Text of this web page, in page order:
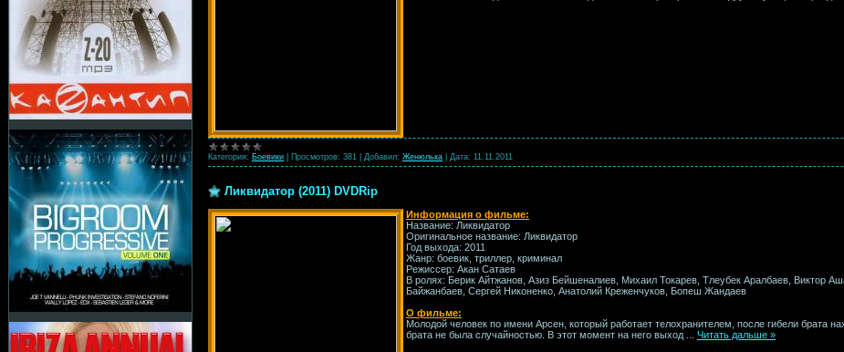
Категория: Боевики Просмотров: 381 Добавил: Женюлька Дата: 11.11.2011
Ликвидатор (2011) DVDRip
Информация о фильме:
Название: Ликвидатор
Оригинальное название: Ликвидатор
Год выхода: 2011
Жанр: боевик, триллер, криминал
Режиссер: Акан Сатаев
В ролях: Берик Айтжанов, Азиз Бейшеналиев, Михаил Токарев, Тлеубек Аралбаев, Виктор
Байжанбаев, Сергей Никоненко, Анатолий Креженчуков, Бопеш Жандаев
О фильме:
Молодой человек по имени Арсен, который работает телохранителем, после гибели брата
брата не была случайностью. В этот момент на него выход
Читать дальше »